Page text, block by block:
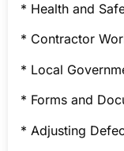
* Health and
* Contractor
* Local
* Forms and
* Adjusting